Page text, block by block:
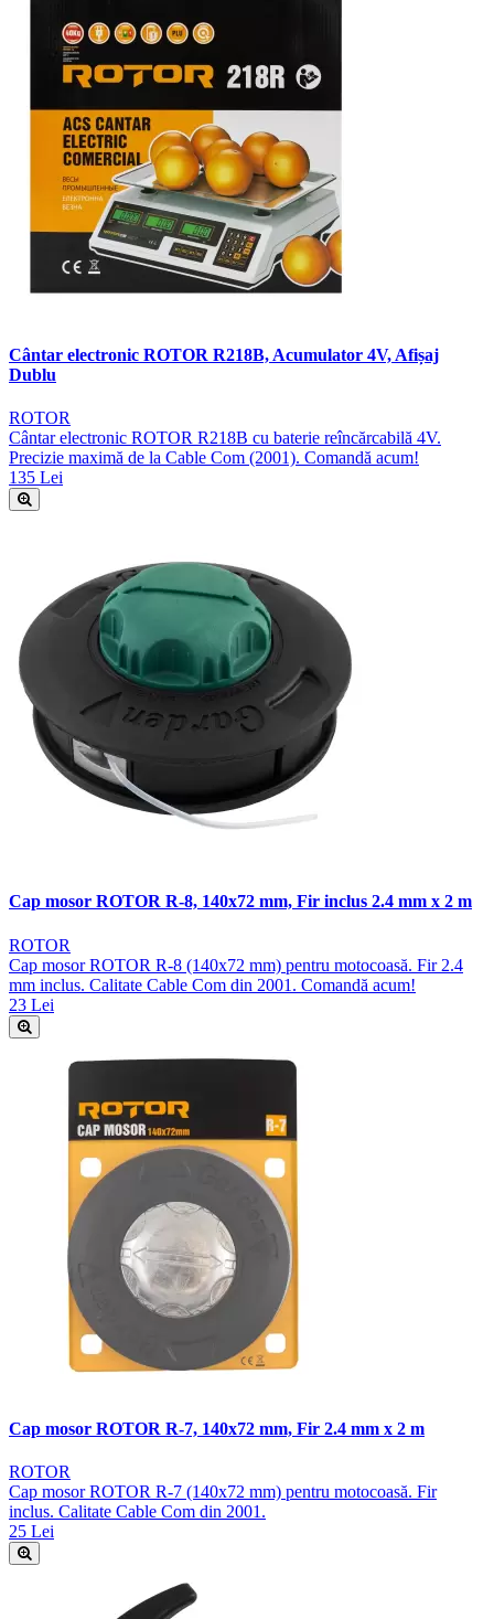
Cântar electronic ROTOR R218B, Acumulator 4V, Afișaj
Dublu
ROTOR
Cântar electronic ROTOR R218B cu baterie reîncărcabilă 4V.
Precizie maximă de la Cable Com (2001). Comandă acum!
135 Lei
Cap mosor ROTOR R-8, 140x72 mm, Fir inclus 2.4 mm x 2 m
ROTOR
Cap mosor ROTOR R-8 (140x72 mm) pentru motocoasă. Fir 2.4
mm inclus. Calitate Cable Com din 2001. Comandă acum!
23 Lei
Cap mosor ROTOR R-7, 140x72 mm, Fir 2.4 mm x 2 m
ROTOR
Cap mosor ROTOR R-7 (140x72 mm) pentru motocoasă. Fir
inclus. Calitate Cable Com din 2001.
25 Lei